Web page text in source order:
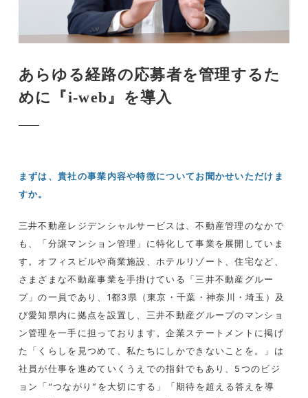
あらゆる経路の応募者を管理するた
めに『i-web』を導入
まずは、貴社の事業内容や特徴についてお聞かせいただけま
すか。
三井不動産レジデンシャルサービスは、不動産管理のなかで
も、「分譲マンション管理」に特化して事業を展開していま
す。オフィスビルや商業施設、ホテルリゾート、住宅など、
さまざまな不動産事業を手掛けている「三井不動産グルー
プ」の一員であり、 1都3 県（東京・千葉・神奈川・埼玉）及
び愛知県内に拠点を設置し、三井不動産グループのマンショ
ン管理を一手に担っております。企業ステートメントに掲げ
た「くらしを見つめて、私たちにしかできないことを。」は
社員が仕事を進めていくうえでの指針でもあり、 5つのビジ
ョン「 “つながり ” を大切にする」「期待を超える答えを導